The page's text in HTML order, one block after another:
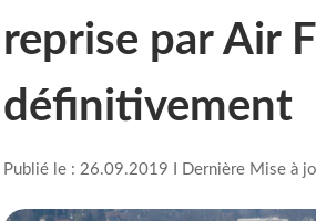
reprise par Air
définitivement
Publié le : 26.09.2019 I Dernière Mise à